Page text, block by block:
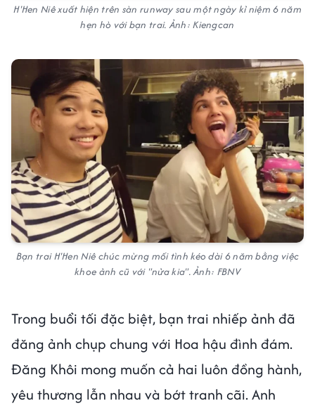
H'Hen Niê xuất hiện trên sàn runway sau một ngày kỉ niệm 6 năm
hẹn hò với bạn trai. Ảnh: Kiengcan
Bạn trai H'Hen Niê chúc mừng mối tình kéo dài 6 năm bằng việc
khoe ảnh cũ với "nửa kia". Ảnh: FBNV
Trong buổi tối đặc biệt, bạn trai nhiếp ảnh đã
đăng ảnh chụp chung với Hoa hậu đình đám.
Đăng Khôi mong muốn cả hai luôn đồng hành,
yêu thương lẫn nhau và bớt tranh cãi. Anh